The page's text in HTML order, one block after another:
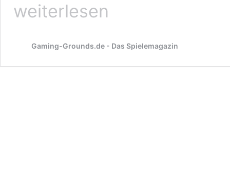
weiterlesen
Gaming-Grounds.de - Das Spielemagazin